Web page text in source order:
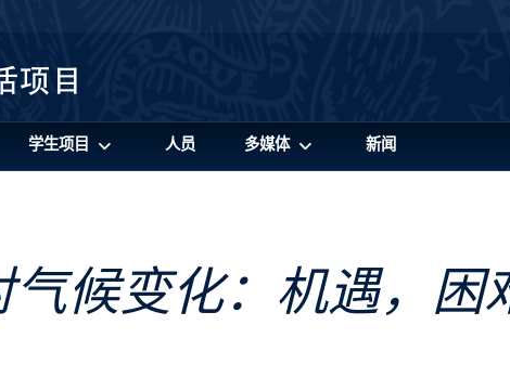
学生项目 人员 多媒体 新闻
候变化：机遇，困